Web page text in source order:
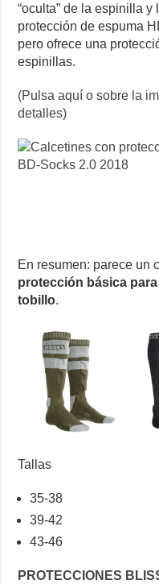
“oculta” de la espinilla
protección de espuma
pero ofrece una
espinillas.
(Pulsa aquí o sobre la
detalles)
En resumen: parece un
protección básica
tobillo.
Tallas
35-38
39-42
43-46
PROTECCIONES